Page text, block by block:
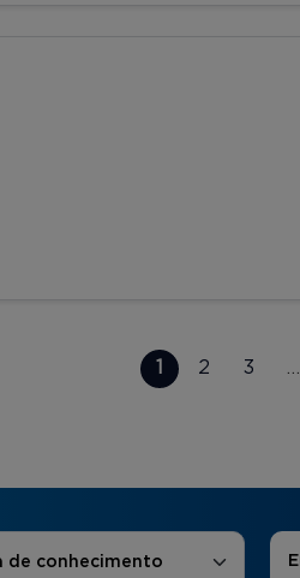
1 2 3 …
Interesse
de conhecimento